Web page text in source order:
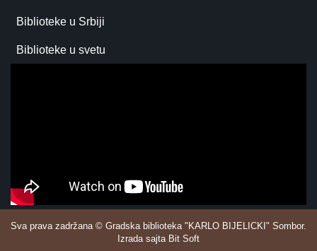
Biblioteke u Srbiji
Biblioteke u svetu
Sva prava zadržana © Gradska biblioteka "KARLO BIJELICKI" Sombor.
Izrada sajta Bit Soft